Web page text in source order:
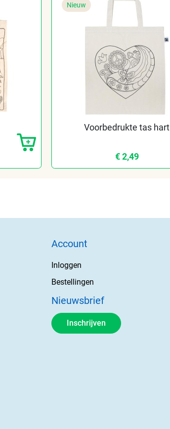
Nieuw
Voorbedrukte tas hart
€ 2,49
Account
Inloggen
Bestellingen
Nieuwsbrief
Inschrijven